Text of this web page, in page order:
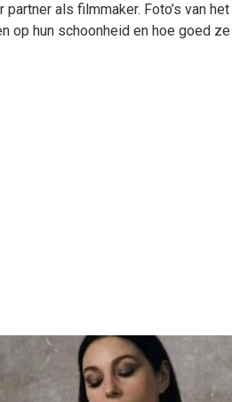
partner als filmmaker. Foto’s van
op hun schoonheid en hoe goed